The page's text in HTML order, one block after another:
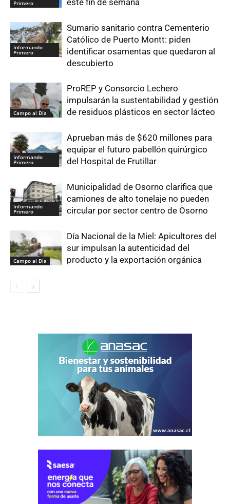
Primero
Informando
Primero
Sumario sanitario contra Cementerio
Católico de Puerto Montt: piden
identificar osamentas que quedaron al
descubierto
Campo al Día
ProREP y Consorcio Lechero
impulsarán la sustentabilidad y gestión
de residuos plásticos en sector lácteo
Informando
Primero
Aprueban más de $620 millones para
equipar el futuro pabellón quirúrgico
del Hospital de Frutillar
Informando
Primero
Municipalidad de Osorno clarifica que
camiones de alto tonelaje no pueden
circular por sector centro de Osorno
Campo al Día
Día Nacional de la Miel: Apicultores del
sur impulsan la autenticidad del
producto y la exportación orgánica